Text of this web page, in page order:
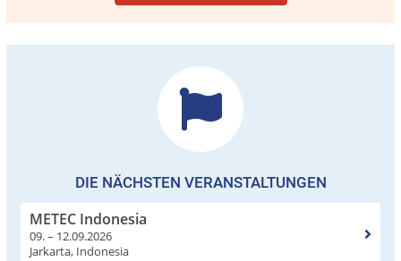
DIE NÄCHSTEN VERANSTALTUNGEN
METEC Indonesia
09. – 12.09.2026
Jarkarta, Indonesia